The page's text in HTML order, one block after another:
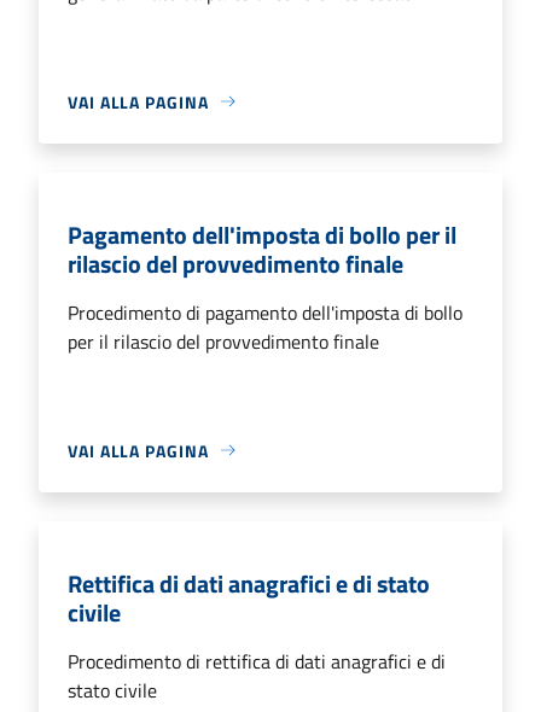
VAI ALLA PAGINA
Pagamento dell'imposta di bollo per il
rilascio del provvedimento finale
Procedimento di pagamento dell'imposta di bollo
per il rilascio del provvedimento finale
VAI ALLA PAGINA
Rettifica di dati anagrafici e di stato
civile
Procedimento di rettifica di dati anagrafici e di
stato civile